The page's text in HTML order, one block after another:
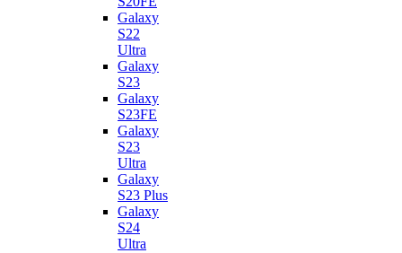
Galaxy
S22
Ultra
Galaxy
S23
Galaxy
S23FE
Galaxy
S23
Ultra
Galaxy
S23 Plus
Galaxy
S24
Ultra